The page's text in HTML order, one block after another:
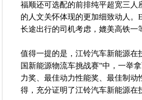
福顺还可选配的前排纯平超宽三
的人文关怀体现的更加细致动人。
长途出行的司机考虑，媲美高铁一
值得一提的是，江铃汽车新能源在
国新能源物流车挑战赛”中，一举
力奖、最佳动力性能奖、最佳制
得，充分证明了江铃汽车新能源在